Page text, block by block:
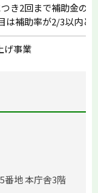
き2回まで補助金の
は補助率が2/3以内と
げ事業
番地 本庁舎3階